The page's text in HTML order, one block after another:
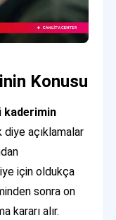
Konusu
kaderimin
açıklamalar
için oldukça
sonra on
kararı alır.